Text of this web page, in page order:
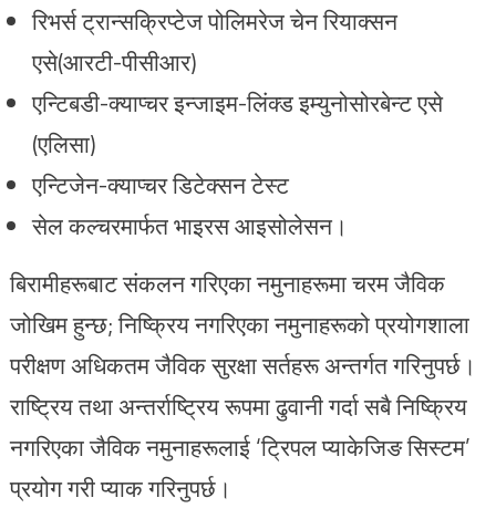
रिभर्स ट्रान्सक्रिप्टेज पोलिमरेज चेन रियाक्सन
एसे(आरटी-पीसीआर)
एन्टिबडी-क्याप्चर इन्जाइम-लिंक्ड इम्युनोसोरबेन्ट एसे
(एलिसा)
एन्टिजेन-क्याप्चर डिटेक्सन टेस्ट
सेल कल्चरमार्फत भाइरस आइसोलेसन।
बिरामीहरूबाट संकलन गरिएका नमुनाहरूमा चरम जैविक
जोखिम हुन्छ; निष्क्रिय नगरिएका नमुनाहरूको प्रयोगशाला
परीक्षण अधिकतम जैविक सुरक्षा सर्तहरू अन्तर्गत गरिनुपर्छ।
राष्ट्रिय तथा अन्तर्राष्ट्रिय रूपमा ढुवानी गर्दा सबै निष्क्रिय
नगरिएका जैविक नमुनाहरूलाई ‘ट्रिपल प्याकेजिङ सिस्टम’
प्रयोग गरी प्याक गरिनुपर्छ।